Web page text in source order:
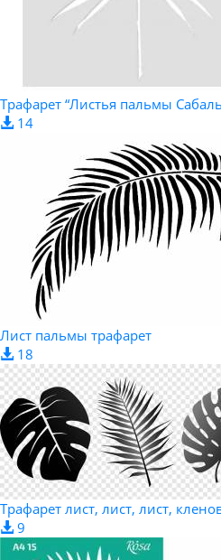
Трафарет “Листья пальмы
14
Лист пальмы трафарет
18
Трафарет лист, лист, лист,
9